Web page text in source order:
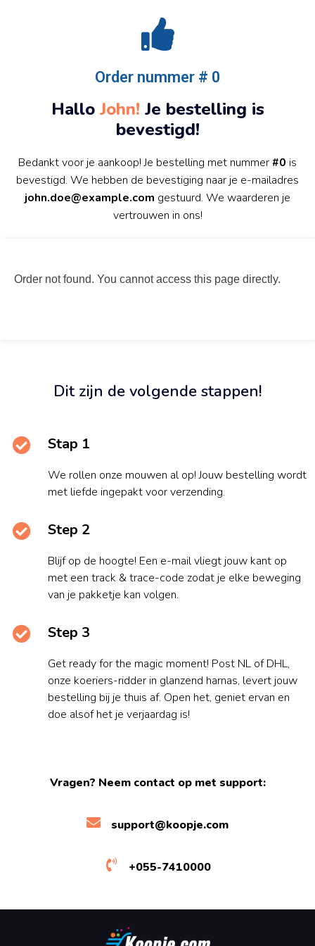
Order nummer # 0
Hallo John! Je bestelling is
bevestigd!
Bedankt voor je aankoop! Je bestelling met nummer#0 is
bevestigd. We hebben de bevestiging naar je e-mailadres
john.doe@example.com gestuurd. We waarderen je
vertrouwen in ons!
Order not found. You cannot access this page directly.
Dit zijn de volgende stappen!
Stap 1
We rollen onze mouwen al op! Jouw bestelling wordt
met liefde ingepakt voor verzending.
Step 2
Blijf op de hoogte! Een e-mail vliegt jouw kant op
met een track & trace-code zodat je elke beweging
van je pakketje kan volgen.
Step 3
Get ready for the magic moment! Post NL of DHL,
onze koeriers-ridder in glanzend harnas, levert jouw
bestelling bij je thuis af. Open het, geniet ervan en
doe alsof het je verjaardag is!
Vragen? Neem contact op met support:
support@koopje.com
+055-7410000